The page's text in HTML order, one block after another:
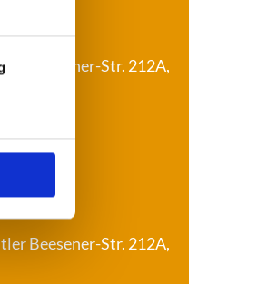
Beesener-Str. 212A,
Beesener-Str. 212A,